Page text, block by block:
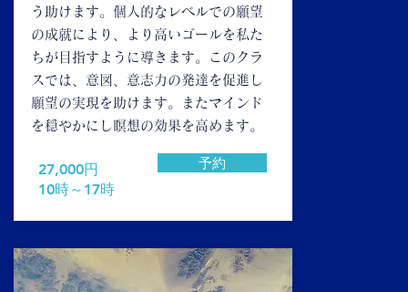
う助けます。個人的なレベルでの願望
の成就により、より高いゴールを私た
ちが目指すように導きます。このクラ
スでは、意図、意志力の発達を促進し
願望の実現を助けます。またマインド
を穏やかにし瞑想の効果を高めます。
​27,000円
10時～17時
予約